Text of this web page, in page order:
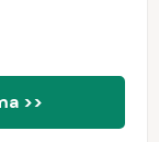
>>